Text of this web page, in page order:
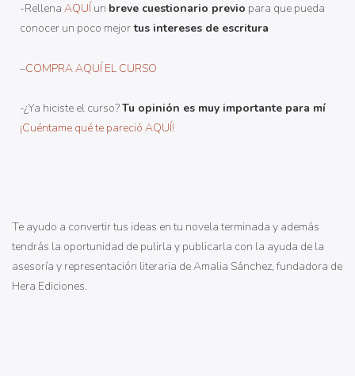
-Rellena AQUÍ un breve cuestionario previo para que pueda
conocer un poco mejortus intereses de escritura
–COMPRA AQUÍ EL CURSO
-¿Ya hiciste el curso?Tu opinión es muy importante para mí
¡Cuéntame qué te pareció AQUÍ!
Te ayudo a convertir tus ideas en tu novela terminada y además
tendrás la oportunidad de pulirla y publicarla con la ayuda de la
asesoría y representación literaria de Amalia Sánchez, fundadora de
Hera Ediciones.